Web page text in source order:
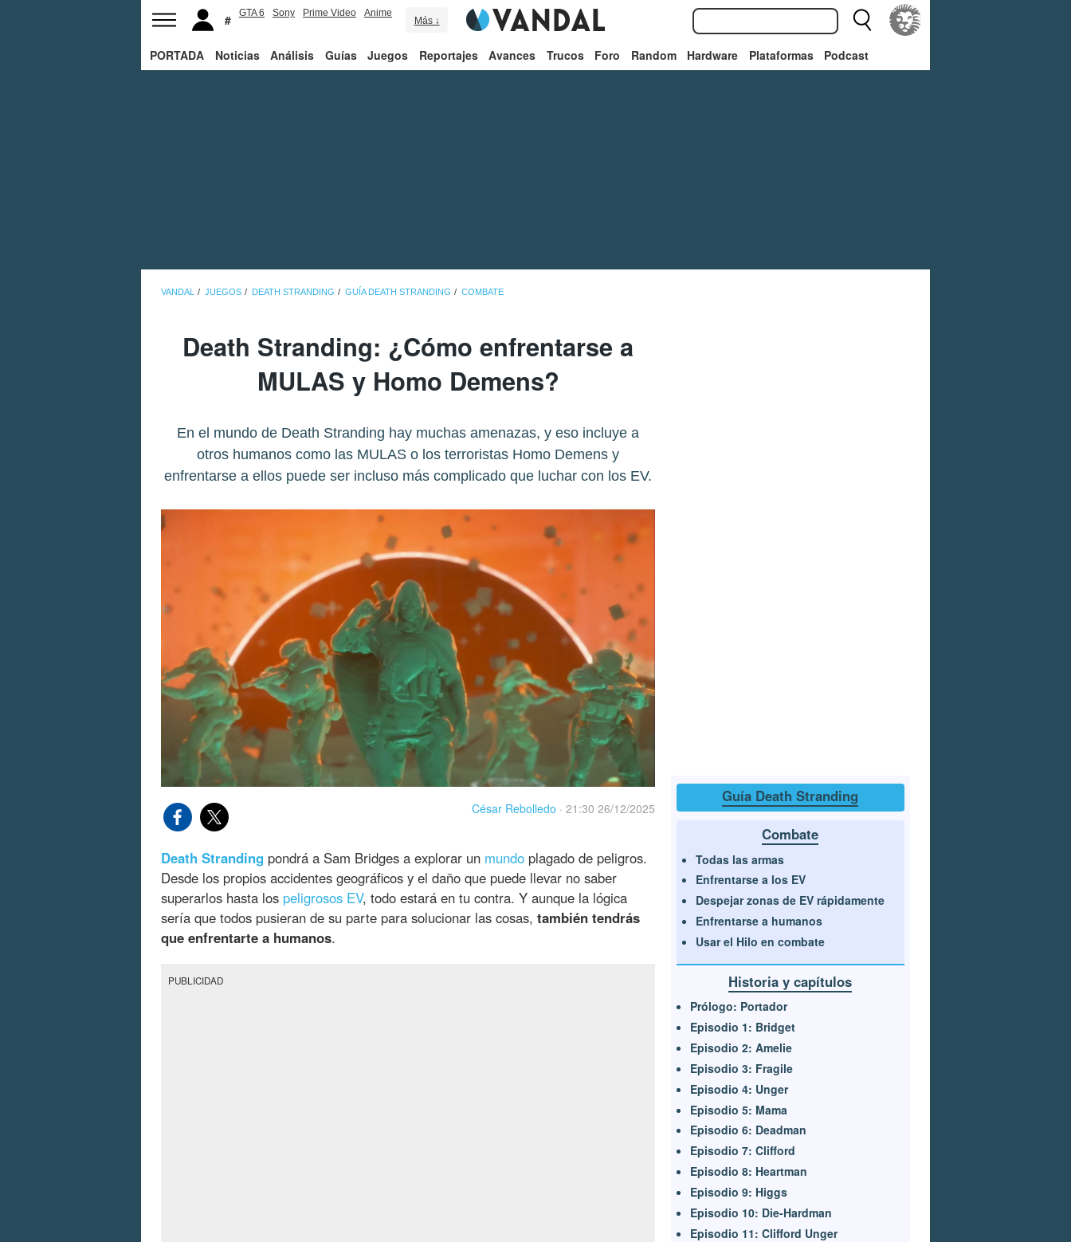
GTA 6 Sony Prime Video Anime
Más ↓
PORTADA Noticias Análisis Guías Juegos Reportajes Avances Trucos Foro Random Hardware Plataformas Podcast
VANDAL JUEGOS DEATH STRANDING GUÍA DEATH STRANDING COMBATE
Death Stranding: ¿Cómo enfrentarse a
MULAS y Homo Demens?
En el mundo de Death Stranding hay muchas amenazas, y eso incluye a
otros humanos como las MULAS o los terroristas Homo Demens y
enfrentarse a ellos puede ser incluso más complicado que luchar con los EV.
César Rebolledo · 21:30 26/12/2025
Death Stranding pondrá a Sam Bridges a explorar un mundo plagado de peligros.
Desde los propios accidentes geográficos y el daño que puede llevar no saber
superarlos hasta los peligrosos EV, todo estará en tu contra. Y aunque la lógica
sería que todos pusieran de su parte para solucionar las cosas, también tendrás
que enfrentarte a humanos.
PUBLICIDAD
Guía Death Stranding
Combate
Todas las armas
Enfrentarse a los EV
Despejar zonas de EV rápidamente
Enfrentarse a humanos
Usar el Hilo en combate
Historia y capítulos
Prólogo: Portador
Episodio 1: Bridget
Episodio 2: Amelie
Episodio 3: Fragile
Episodio 4: Unger
Episodio 5: Mama
Episodio 6: Deadman
Episodio 7: Clifford
Episodio 8: Heartman
Episodio 9: Higgs
Episodio 10: Die-Hardman
Episodio 11: Clifford Unger